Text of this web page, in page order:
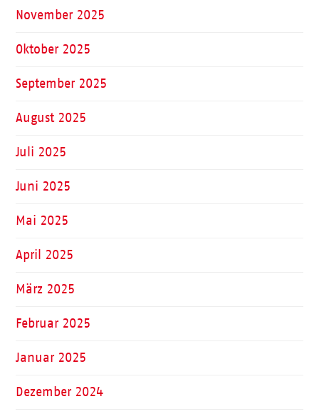
November 2025
Oktober 2025
September 2025
August 2025
Juli 2025
Juni 2025
Mai 2025
April 2025
März 2025
Februar 2025
Januar 2025
Dezember 2024